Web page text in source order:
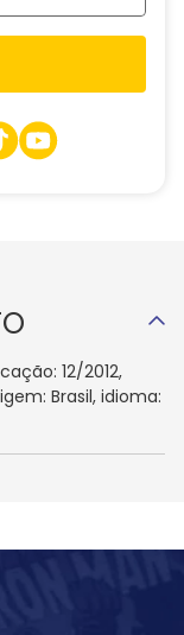
12/2012,
Brasil, idioma: